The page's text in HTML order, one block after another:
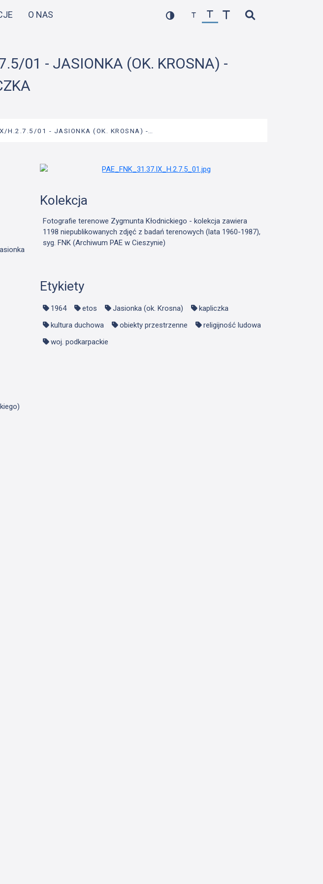
O NAS
01 - JASIONKA (OK. KROSNA) -
H.2.7.5/01 - JASIONKA (OK. KROSNA) -…
Kolekcja
Fotografie terenowe Zygmunta Kłodnickiego - kolekcja zawiera
1198 niepublikowanych zdjęć z badań terenowych (lata 1960-1987),
syg. FNK (Archiwum PAE w Cieszynie)
Etykiety
1964 etos Jasionka (ok. Krosna)
kapliczka
kultura duchowa
obiekty przestrzenne
religijność ludowa
woj. podkarpackie